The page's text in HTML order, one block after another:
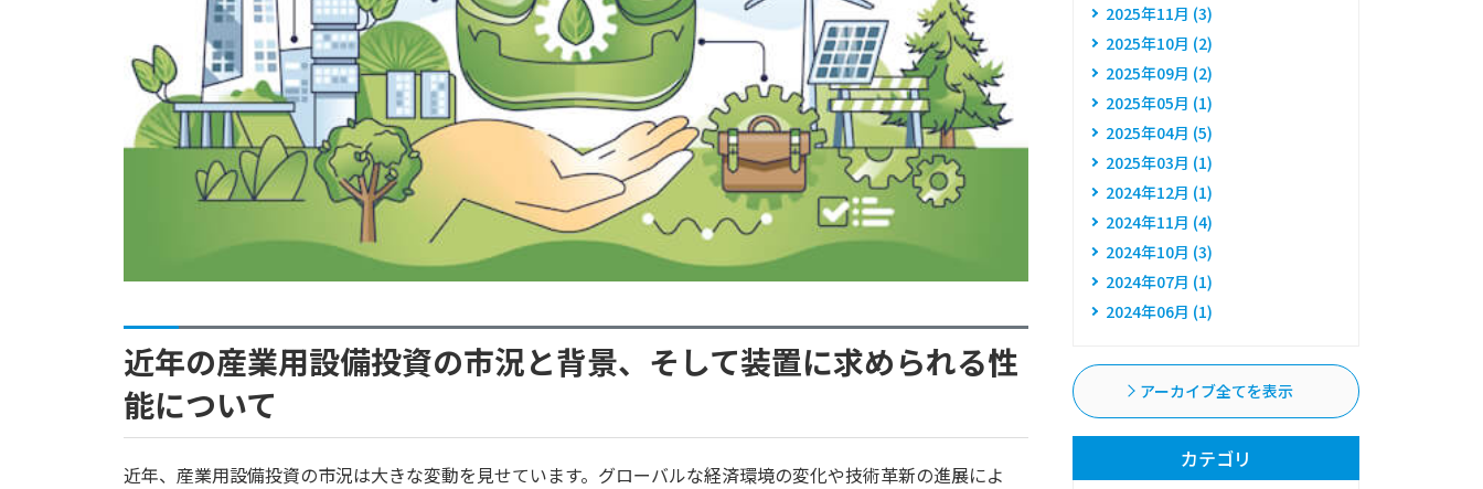
近年の産業用設備投資の市況と背景、そして装置に求められる性
能について
近年、産業用設備投資の市況は大きな変動を見せています。グローバルな経済環境の変化や技術革新の進展によ
2025年11月 (3)
2025年10月 (2)
2025年09月 (2)
2025年05月 (1)
2025年04月 (5)
2025年03月 (1)
2024年12月 (1)
2024年11月 (4)
2024年10月 (3)
2024年07月 (1)
2024年06月 (1)
アーカイブ全てを表示
カテゴリ